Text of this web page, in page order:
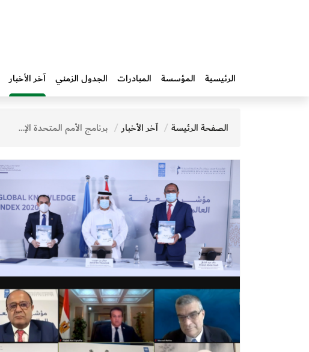
الرئيسية المؤسسة المبادرات‎ الجدول الزمني آخر الأخبار
الصفحة الرئيسة آخر الأخبار برنامج الأمم المتحدة الإنمائي ومؤسسة محمد بن راشد آل مكتوم للمعرفة يطلقان نسخة 2020 من مؤشر المعرفة العالمي